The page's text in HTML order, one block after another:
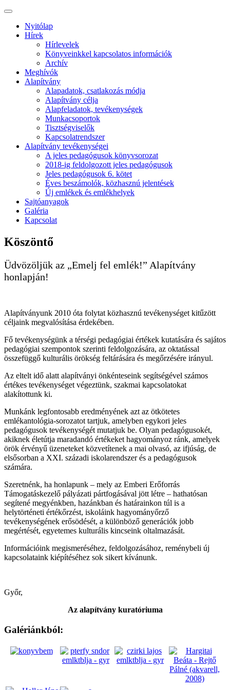
Nyitólap
Hírek
Hírlevelek
Könyveinkkel kapcsolatos információk
Archív
Meghívók
Alapítvány
Alapadatok, csatlakozás módja
Alapítvány célja
Alapfeladatok, tevékenységek
Munkacsoportok
Tisztségviselők
Kapcsolatrendszer
Alapítvány tevékenységei
A jeles pedagógusok könyvsorozat
2018-ig feldolgozott jeles pedagógusok
Jeles pedagógusok 6. kötet
Éves beszámolók, közhasznú jelentések
Új emlékek és emlékhelyek
Sajtóanyagok
Galéria
Kapcsolat
Köszöntő
Üdvözöljük az „Emelj fel emlék!” Alapítvány
honlapján!
Alapítványunk 2010 óta folytat közhasznú tevékenységet kitűzött
céljaink megvalósítása érdekében.
Fő tevékenységünk a térségi pedagógiai értékek kutatására és sajátos
pedagógiai szempontok szerinti feldolgozására, az oktatással
összefüggő kulturális örökség feltárására és megőrzésére irányul.
Az eltelt idő alatt alapítványi önkénteseink segítségével számos
értékes tevékenységet végeztünk, szakmai kapcsolatokat
alakítottunk ki.
Munkánk legfontosabb eredményének azt az ötkötetes
emlékantológia-sorozatot tartjuk, amelyben egykori jeles
pedagógusok tevékenységét mutatjuk be. Olyan pedagógusokét,
akiknek életútja maradandó értékeket hagyományoz ránk, amelyek
örök érvényű üzeneteket közvetítenek a mai olvasó, az ifjúság, de
elsősorban a XXI. századi iskolarendszer és a pedagógusok
számára.
Szeretnénk, ha honlapunk – mely az Emberi Erőforrás
Támogatáskezelő pályázati pártfogásával jött létre – hathatósan
segítené megyénkben, hazánkban és határainkon túl is a
helytörténeti értékőrzést, iskoláink hagyományőrző
tevékenységének erősödését, a különböző generációk jobb
megértését, egyetemes kulturális kincseink oltalmazását.
Információink megismeréséhez, feldolgozásához, reménybeli új
kapcsolataink kiépítéséhez sok sikert kívánunk.
Győr,
Az alapítvány kuratóriuma
Galériánkból: